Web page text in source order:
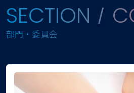
SECTION /
部門・委員会